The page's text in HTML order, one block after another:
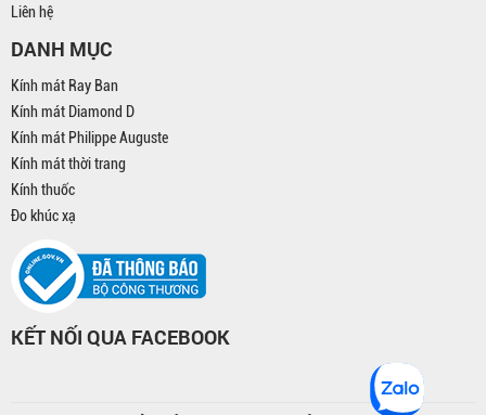
Liên hệ
DANH MỤC
Kính mát Ray Ban
Kính mát Diamond D
Kính mát Philippe Auguste
Kính mát thời trang
Kính thuốc
Đo khúc xạ
KẾT NỐI QUA FACEBOOK